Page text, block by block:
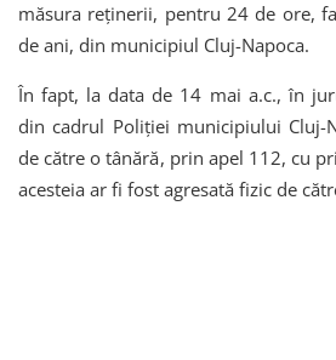
măsura reținerii, pentru 24 de ore,
de ani, din municipiul Cluj-Napoca.
În fapt, la data de 14 mai a.c., în
din cadrul Poliției municipiului Cluj-
de către o tânără, prin apel 112, cu
acesteia ar fi fost agresată fizic de